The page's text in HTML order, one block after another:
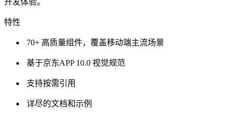
开发体验。
特性
70+ 高质量组件，覆盖移动端主流场景
基于京东APP 10.0 视觉规范
支持按需引用
详尽的文档和示例